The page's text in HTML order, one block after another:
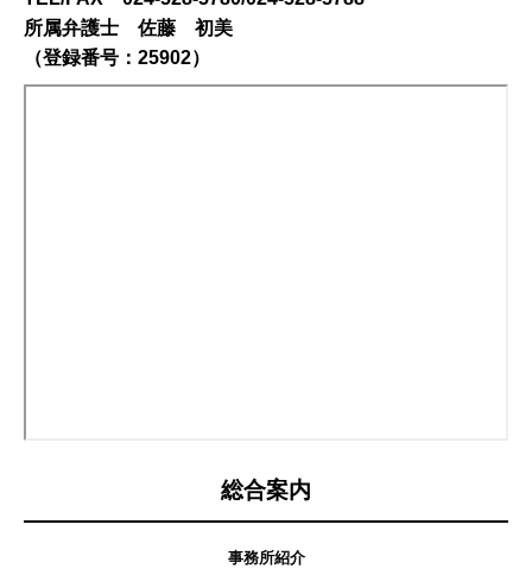
所属弁護士 佐藤 初美
（登録番号：25902）
総合案内
事務所紹介